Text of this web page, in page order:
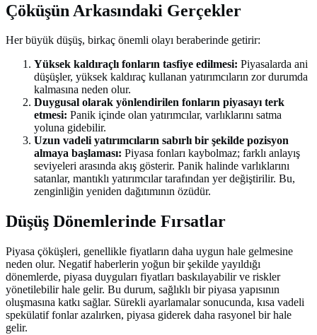
Çöküşün Arkasındaki Gerçekler
Her büyük düşüş, birkaç önemli olayı beraberinde getirir:
Yüksek kaldıraçlı fonların tasfiye edilmesi: Piyasalarda ani
düşüşler, yüksek kaldıraç kullanan yatırımcıların zor durumda
kalmasına neden olur.
Duygusal olarak yönlendirilen fonların piyasayı terk
etmesi: Panik içinde olan yatırımcılar, varlıklarını satma
yoluna gidebilir.
Uzun vadeli yatırımcıların sabırlı bir şekilde pozisyon
almaya başlaması: Piyasa fonları kaybolmaz; farklı anlayış
seviyeleri arasında akış gösterir. Panik halinde varlıklarını
satanlar, mantıklı yatırımcılar tarafından yer değiştirilir. Bu,
zenginliğin yeniden dağıtımının özüdür.
Düşüş Dönemlerinde Fırsatlar
Piyasa çöküşleri, genellikle fiyatların daha uygun hale gelmesine
neden olur. Negatif haberlerin yoğun bir şekilde yayıldığı
dönemlerde, piyasa duyguları fiyatları baskılayabilir ve riskler
yönetilebilir hale gelir. Bu durum, sağlıklı bir piyasa yapısının
oluşmasına katkı sağlar. Sürekli ayarlamalar sonucunda, kısa vadeli
spekülatif fonlar azalırken, piyasa giderek daha rasyonel bir hale
gelir.